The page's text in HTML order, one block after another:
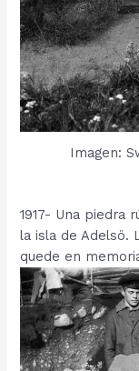
Imagen:
1917- Una piedra
la isla de Adelsö.
quede en